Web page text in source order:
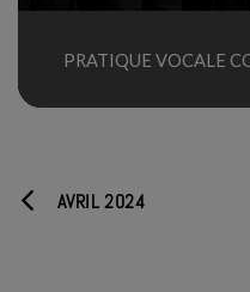
PRATIQUE VOCALE
AVRIL 2024